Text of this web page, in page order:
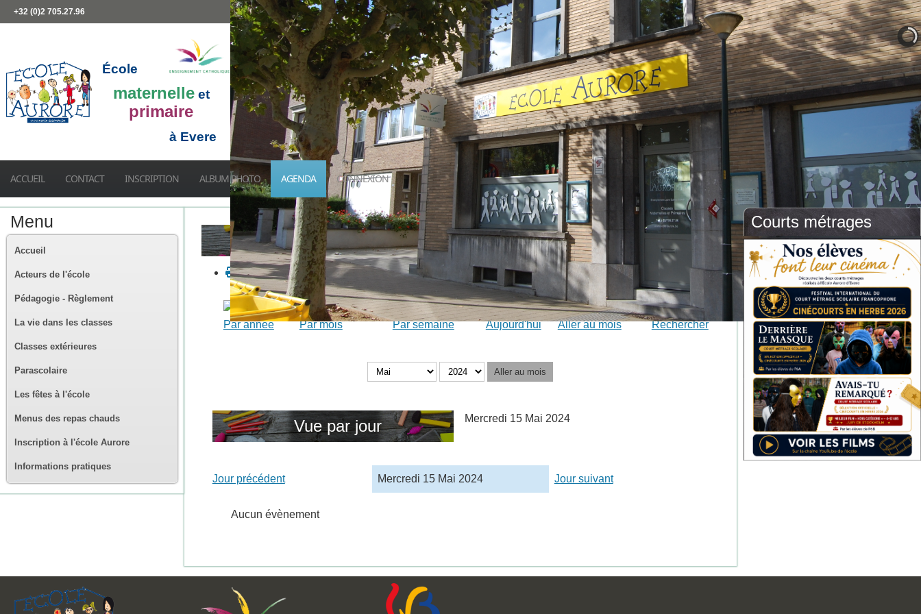
+32 (0)2 705.27.96
École
maternelle et
primaire
à Evere
ACCUEIL CONTACT INSCRIPTION ALBUM PHOTO AGENDA CONNEXION
Menu
Accueil
Acteurs de l'école
Pédagogie - Règlement
La vie dans les classes
Classes extérieures
Parascolaire
Les fêtes à l'école
Menus des repas chauds
Inscription à l'école Aurore
Informations pratiques
Calendrier
Par année Par mois Par semaine Aujourd'hui Aller au mois Rechercher
Aller au mois
Vue par jour Mercredi 15 Mai 2024
Jour précédent Mercredi 15 Mai 2024 Jour suivant
Aucun évènement
Courts métrages